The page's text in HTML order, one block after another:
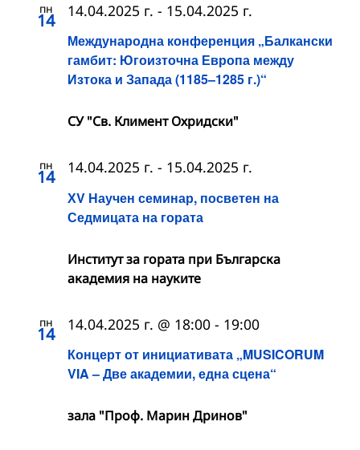
пн
14
Международна конференция „Балкански
гамбит: Югоизточна Европа между
Изтока и Запада (1185–1285 г.)“
14.04.2025 г. - 15.04.2025 г.
СУ "Св. Климент Охридски"
пн
14
ХV Научен семинар, посветен на
Седмицата на гората
14.04.2025 г. - 15.04.2025 г.
Институт за гората при Българска
академия на науките
пн
14
Концерт от инициативата „MUSICORUM
VIA – Две академии, една сцена“
14.04.2025 г. @ 18:00 - 19:00
зала "Проф. Марин Дринов"